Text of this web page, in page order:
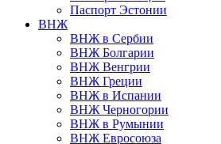
Паспорт Эстонии
ВНЖ
ВНЖ в Сербии
ВНЖ Болгарии
ВНЖ Венгрии
ВНЖ Греции
ВНЖ в Испании
ВНЖ Черногории
ВНЖ в Румынии
ВНЖ Евросоюза